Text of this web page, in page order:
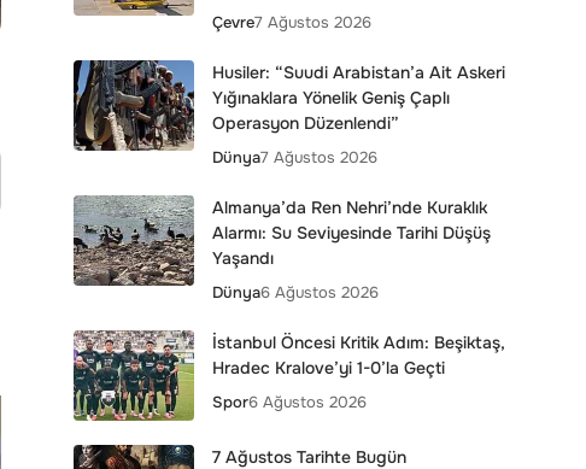
Çevre7 Ağustos 2026
Husiler: “Suudi Arabistan’a Ait Askeri
Yığınaklara Yönelik Geniş Çaplı
Operasyon Düzenlendi”
Dünya7 Ağustos 2026
Almanya’da Ren Nehri’nde Kuraklık
Alarmı: Su Seviyesinde Tarihi Düşüş
Yaşandı
Dünya6 Ağustos 2026
İstanbul Öncesi Kritik Adım: Beşiktaş,
Hradec Kralove’yi 1-0’la Geçti
Spor6 Ağustos 2026
7 Ağustos Tarihte Bugün